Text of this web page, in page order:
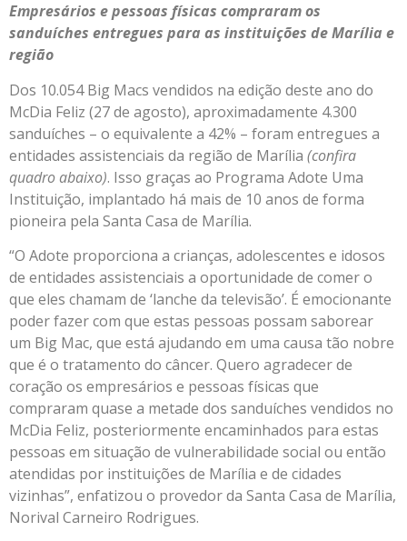
Empresários e pessoas físicas compraram os
sanduíches entregues para as instituições de Marília e
região
Dos 10.054 Big Macs vendidos na edição deste ano do
McDia Feliz (27 de agosto), aproximadamente 4.300
sanduíches – o equivalente a 42% – foram entregues a
entidades assistenciais da região de Marília (confira
quadro abaixo). Isso graças ao Programa Adote Uma
Instituição, implantado há mais de 10 anos de forma
pioneira pela Santa Casa de Marília.
“O Adote proporciona a crianças, adolescentes e idosos
de entidades assistenciais a oportunidade de comer o
que eles chamam de ‘lanche da televisão’. É emocionante
poder fazer com que estas pessoas possam saborear
um Big Mac, que está ajudando em uma causa tão nobre
que é o tratamento do câncer. Quero agradecer de
coração os empresários e pessoas físicas que
compraram quase a metade dos sanduíches vendidos no
McDia Feliz, posteriormente encaminhados para estas
pessoas em situação de vulnerabilidade social ou então
atendidas por instituições de Marília e de cidades
vizinhas”, enfatizou o provedor da Santa Casa de Marília,
Norival Carneiro Rodrigues.